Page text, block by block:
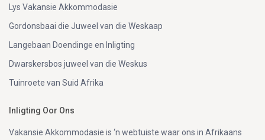
Lys Vakansie Akkommodasie
Gordonsbaai die Juweel van die Weskaap
Langebaan Doendinge en Inligting
Dwarskersbos juweel van die Weskus
Tuinroete van Suid Afrika
Inligting Oor Ons
Vakansie Akkommodasie is ‘n webtuiste waar ons in Afrikaans